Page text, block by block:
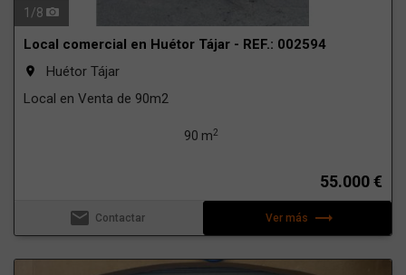
1 /8
Local comercial en Huétor Tájar - REF.: 002594
room
Huétor Tájar
Local en Venta de 90m2
90 m2
55.000 €
email Contactar Ver más trending_flat
Previous Next